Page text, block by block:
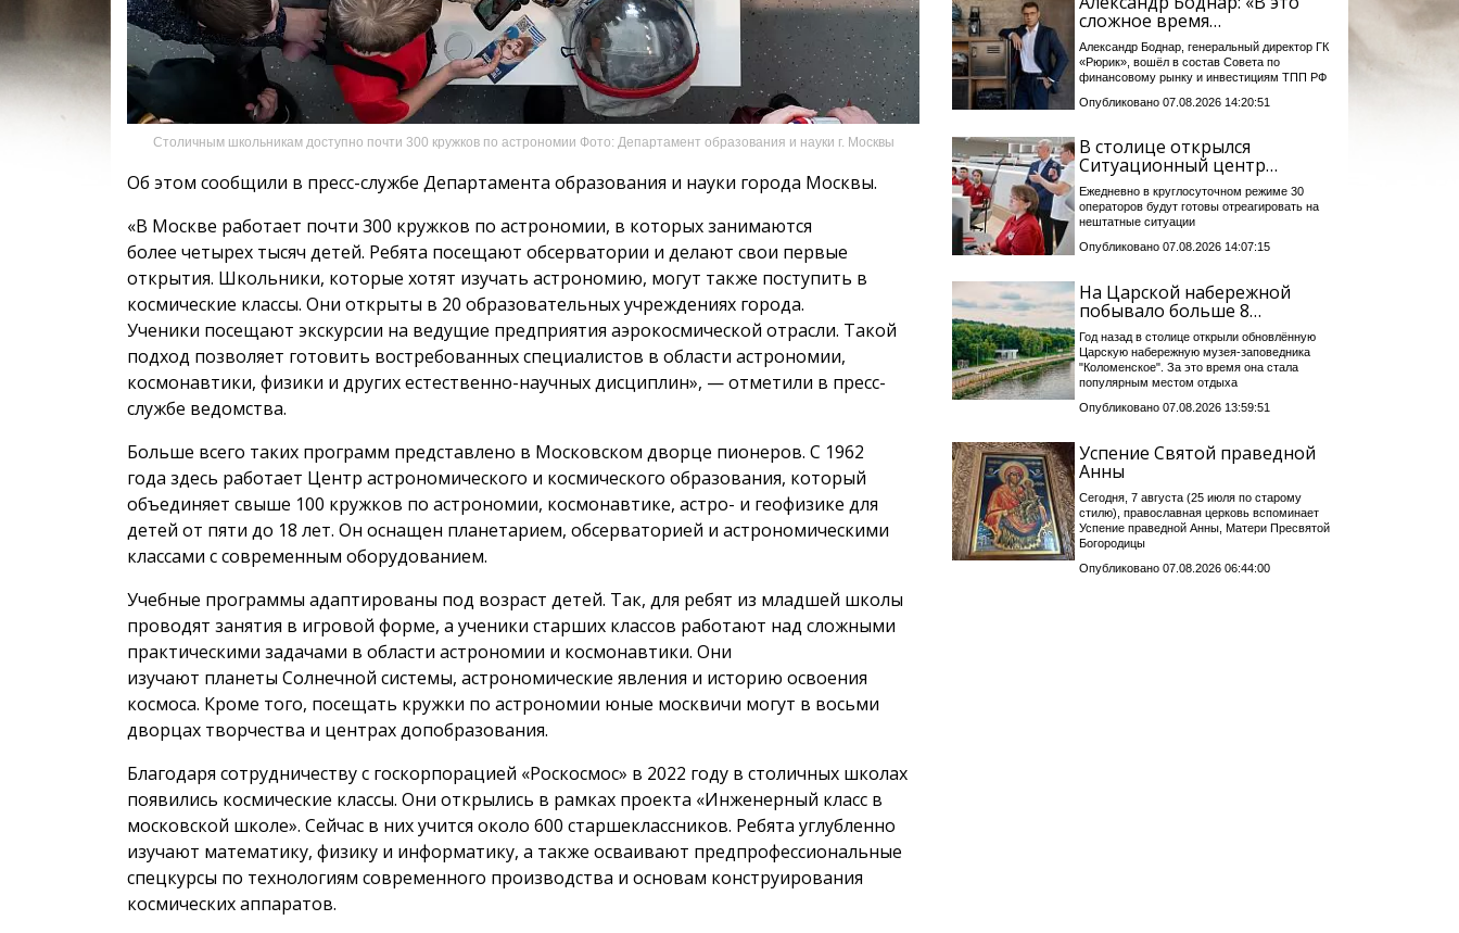
Столичным школьникам доступно почти 300 кружков по астрономии Фото: Департамент образования и науки г. Москвы
Об этом сообщили в пресс-службе Департамента образования и науки города Москвы.
«В Москве работает почти 300 кружков по астрономии, в которых занимаются
более четырех тысяч детей. Ребята посещают обсерватории и делают свои первые
открытия. Школьники, которые хотят изучать астрономию, могут также поступить в
космические классы. Они открыты в 20 образовательных учреждениях города.
Ученики посещают экскурсии на ведущие предприятия аэрокосмической отрасли. Такой
подход позволяет готовить востребованных специалистов в области астрономии,
космонавтики, физики и других естественно-научных дисциплин», — отметили в пресс-
службе ведомства.
Больше всего таких программ представлено в Московском дворце пионеров. С 1962
года здесь работает Центр астрономического и космического образования, который
объединяет свыше 100 кружков по астрономии, космонавтике, астро- и геофизике для
детей от пяти до 18 лет. Он оснащен планетарием, обсерваторией и астрономическими
классами с современным оборудованием.
Учебные программы адаптированы под возраст детей. Так, для ребят из младшей школы
проводят занятия в игровой форме, а ученики старших классов работают над сложными
практическими задачами в области астрономии и космонавтики. Они
изучают планеты Солнечной системы, астрономические явления и историю освоения
космоса. Кроме того, посещать кружки по астрономии юные москвичи могут в восьми
дворцах творчества и центрах допобразования.
Благодаря сотрудничеству с госкорпорацией «Роскосмос» в 2022 году в столичных школах
появились космические классы. Они открылись в рамках проекта «Инженерный класс в
московской школе». Сейчас в них учится около 600 старшеклассников. Ребята углубленно
изучают математику, физику и информатику, а также осваивают предпрофессиональные
спецкурсы по технологиям современного производства и основам конструирования
космических аппаратов.
сложное время…
Александр Боднар, генеральный директор ГК
«Рюрик», вошёл в состав Совета по
финансовому рынку и инвестициям ТПП РФ
Опубликовано 07.08.2026 14:20:51
В столице открылся
Ситуационный центр…
Ежедневно в круглосуточном режиме 30
операторов будут готовы отреагировать на
нештатные ситуации
Опубликовано 07.08.2026 14:07:15
На Царской набережной
побывало больше 8…
Год назад в столице открыли обновлённую
Царскую набережную музея-заповедника
"Коломенское". За это время она стала
популярным местом отдыха
Опубликовано 07.08.2026 13:59:51
Успение Святой праведной
Анны
Сегодня, 7 августа (25 июля по старому
стилю), православная церковь вспоминает
Успение праведной Анны, Матери Пресвятой
Богородицы
Опубликовано 07.08.2026 06:44:00